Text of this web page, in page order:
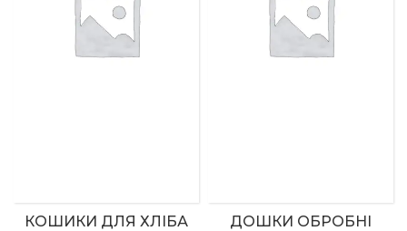
КОШИКИ ДЛЯ ХЛІБА ДОШКИ ОБРОБНІ